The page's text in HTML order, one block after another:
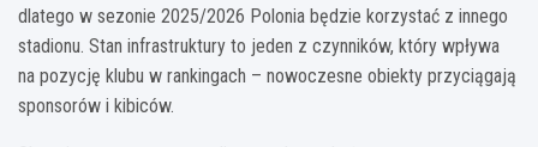
dlatego w sezonie 2025/2026 Polonia będzie korzystać z innego
stadionu. Stan infrastruktury to jeden z czynników, który wpływa
na pozycję klubu w rankingach – nowoczesne obiekty przyciągają
sponsorów i kibiców.